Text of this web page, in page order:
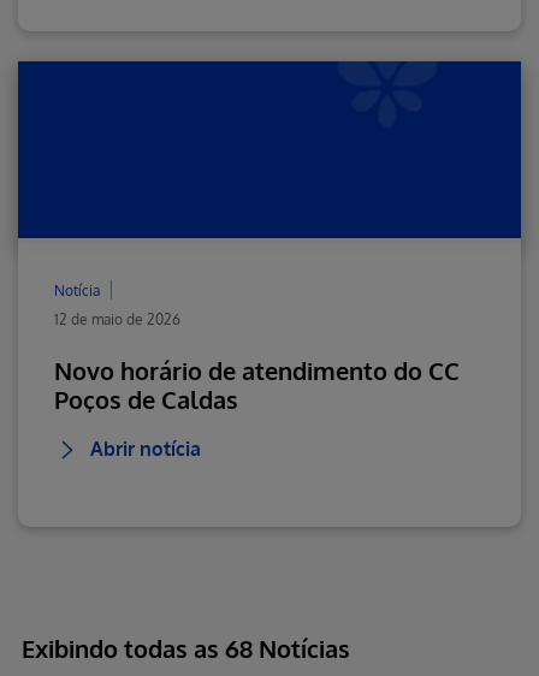
Notícia
12 de maio de 2026
Novo horário de atendimento do CC
Poços de Caldas
Abrir notícia
Exibindo todas as 68 Notícias